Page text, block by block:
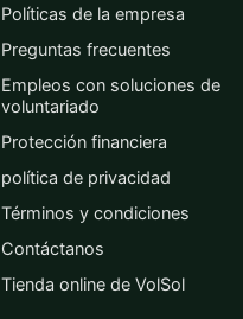
Políticas de la empresa
Preguntas frecuentes
Empleos con soluciones de
voluntariado
Protección financiera
política de privacidad
Términos y condiciones
Contáctanos
Tienda online de VolSol